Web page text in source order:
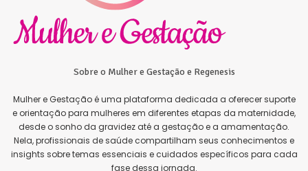
Sobre o Mulher e Gestação e Regenesis
Mulher e Gestação é uma plataforma dedicada a oferecer suporte
e orientação para mulheres em diferentes etapas da maternidade,
desde o sonho da gravidez até a gestação e a amamentação.
Nela, profissionais de saúde compartilham seus conhecimentos e
insights sobre temas essenciais e cuidados específicos para cada
fase dessa jornada.